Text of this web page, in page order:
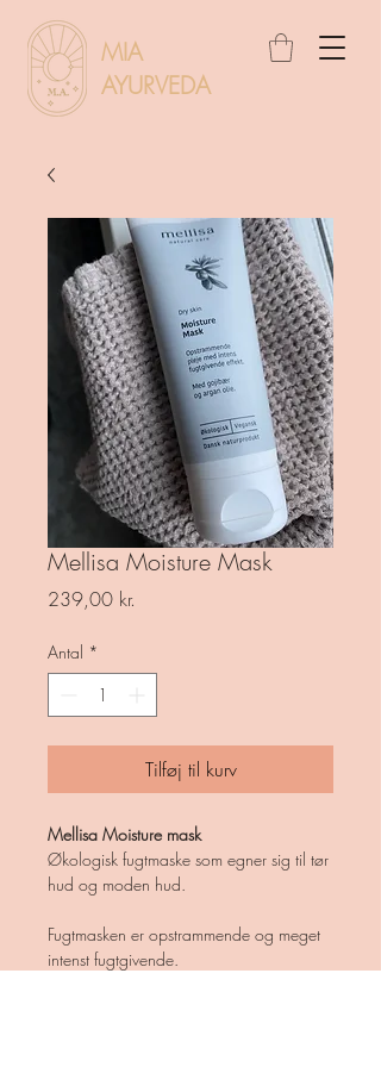
MIA
AYURVEDA
Mellisa Moisture Mask
239,00 kr.
Antal *
Tilføj til kurv
Mellisa Moisture mask
Økologisk fugtmaske som egner sig til tør
hud og moden hud.
Fugtmasken er opstrammende og meget
intenst fugtgivende.